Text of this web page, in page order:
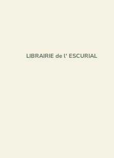
LIBRAIRIE de l' ESCURIAL